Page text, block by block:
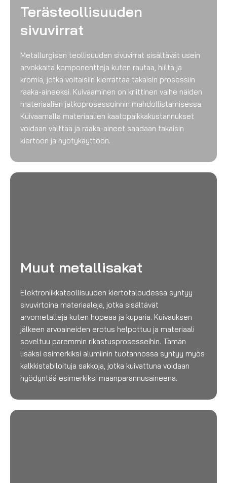
Terästeollisuuden
sivuvirrat
Metallurgisen teollisuuden sivuvirrat sisältävät usein
arvokkaita komponentteja kuten rautaa, hiiltä ja
kromia, jotka voitaisiin kierrättää takaisin prosessiin
raaka-aineeksi. Kuivaaminen on kriittinen vaihe näiden
materiaalien jatkoprosessoinnin mahdollistamisessa.
Kuivaamalla materiaalien kaatopaikkakustannukset
voidaan välttää ja raaka-aineet saadaan takaisin
kiertoon ja hyötykäyttöön.
Muut metallisakat
Elektroniikkateollisuuden kiertotaloudessa syntyy
sivuvirtoina materiaaleja, jotka sisältävät
arvometalleja kuten hopeaa ja kuparia. Kuivauksen
jälkeen arvoaineiden erotus helpottuu ja materiaali
soveltuu paremmin rikastusprosesseihin. Tämän
lisäksi esimerkiksi alumiinin tuotannossa syntyy myös
kalkkistabiloituja sakkoja, jotka kuivattuna voidaan
hyödyntää esimerkiksi maanparannusaineena.